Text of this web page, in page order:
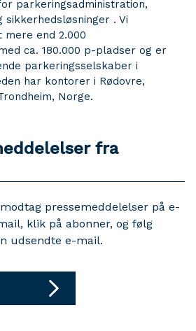
parkeringsadministration,
. Vi
end 2.000
ca. 180.000 p-pladser og er
parkeringsselskaber i
har kontorer i Rødovre,
Norge.
fra
pressemeddelelser på e-
klik på abonner, og følg
udsendte e-mail.